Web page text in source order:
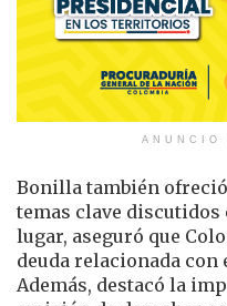
ANUNCIO
Bonilla también
temas clave discutidos
lugar, aseguró que
deuda relacionada con
Además, destacó la